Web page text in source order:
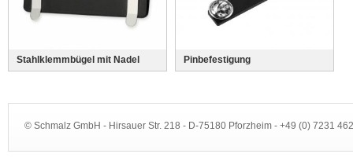
Stahlklemmbügel mit Nadel Pinbefestigung
© Schmalz GmbH - Hirsauer Str. 218 - D-75180 Pforzheim - +49 (0) 7231